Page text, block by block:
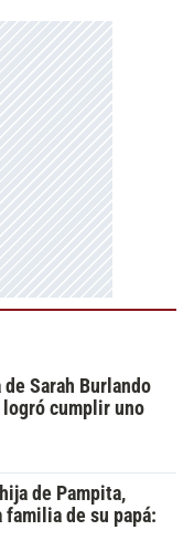
Sarah Burlando
cumplir uno
de Pampita,
de su papá: